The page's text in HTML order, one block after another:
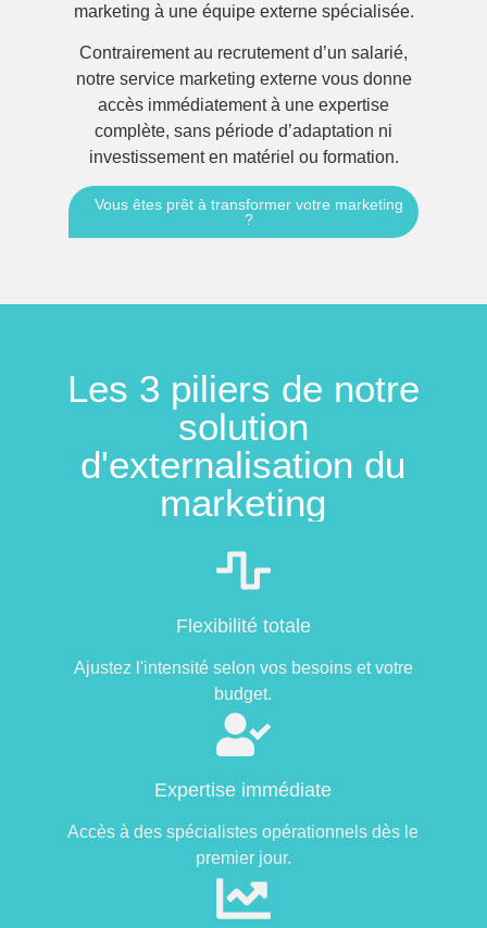
marketing à une équipe externe spécialisée.
Contrairement au recrutement d’un salarié,
notre service marketing externe vous donne
accès immédiatement à une expertise
complète, sans période d’adaptation ni
investissement en matériel ou formation.
Vous êtes prêt à transformer votre marketing
?
Les 3 piliers de notre
solution
d'externalisation du
marketing​
Flexibilité totale
Ajustez l'intensité selon vos besoins et votre
budget.
Expertise immédiate
Accès à des spécialistes opérationnels dès le
premier jour.